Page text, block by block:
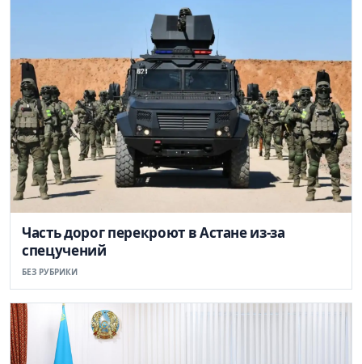
Часть дорог перекроют в Астане из-за
спецучений
БЕЗ РУБРИКИ